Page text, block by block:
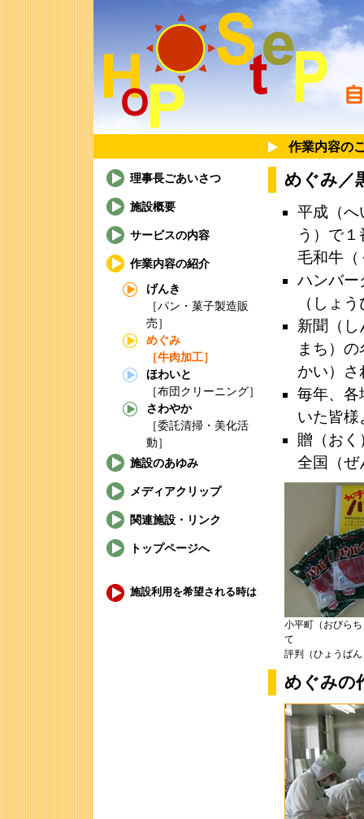
作業内容の
理事長ごあいさつ
施設概要
サービスの内容
作業内容の紹介
げんき
［パン・菓子製造販
売］
めぐみ
［牛肉加工］
ほわいと
［布団クリーニング］
さわやか
［委託清掃・美化活
動］
施設のあゆみ
メディアクリップ
関連施設・リンク
トップページへ
施設利用を希望される時は
めぐみ／
平成（へ
う）で
毛和牛（
ハンバー
（しょ
新聞（し
まち）
かい）さ
毎年、各
いた皆様
贈（おく
全国（ぜ
小平町（おびら
て
評判（ひょうば
めぐみの